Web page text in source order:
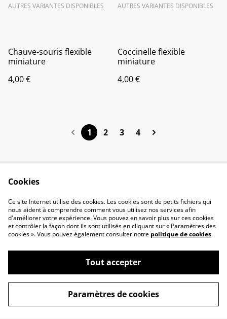
AUTRES VARIANTES DISPONIBLES AUTRES VARIANTES DISPONIBLES
Chauve-souris flexible
miniature
4,00 €
Coccinelle flexible
miniature
4,00 €
1 2 3 4
Politique de
confidentialité
Politique de cookies
©2026Thomas Borie
Cookies
Ce site Internet utilise des cookies. Les cookies sont de petits fichiers qui
nous aident à comprendre comment vous utilisez nos services afin
d'améliorer votre expérience. Vous pouvez en savoir plus sur ces cookies
et contrôler la façon dont ils sont utilisés en cliquant sur « Paramètres des
cookies ». Vous pouvez également consulter notre politique de cookies.
Tout accepter
Paramètres de cookies